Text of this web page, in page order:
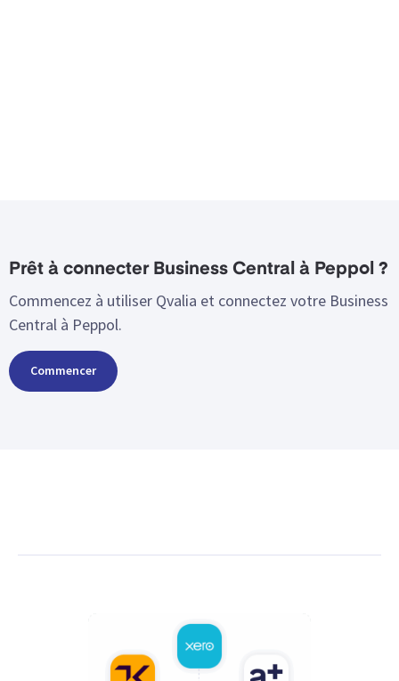
Prêt à connecter Business Central à Peppol ?
Commencez à utiliser Qvalia et connectez votre Business
Central à Peppol.
Commencer